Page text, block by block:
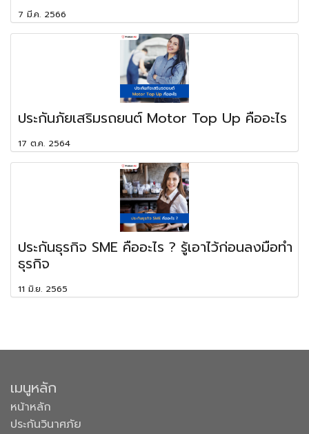
7 มี.ค. 2566
ประกันภัยเสริมรถยนต์ Motor Top Up คืออะไร
17 ต.ค. 2564
ประกันธุรกิจ SME คืออะไร ? รู้เอาไว้ก่อนลงมือทำ
ธุรกิจ
11 มิ.ย. 2565
เมนูหลัก
หน้าหลัก
ประกันวินาศภัย